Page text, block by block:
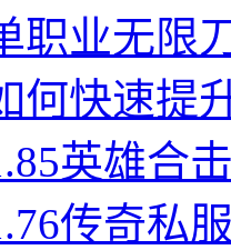
职业无限
何快速提
英雄合
传奇私